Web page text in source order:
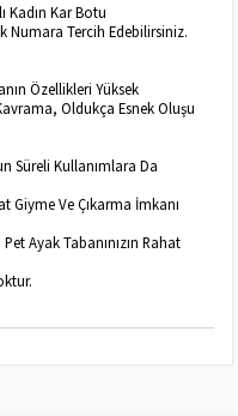
Kadın Kar Botu
Numara Tercih Edebilirsiniz.
Özellikleri Yüksek
Oldukça Esnek Oluşu
Süreli Kullanımlara Da
Giyme Ve Çıkarma İmkanı
Ayak Tabanınızın Rahat